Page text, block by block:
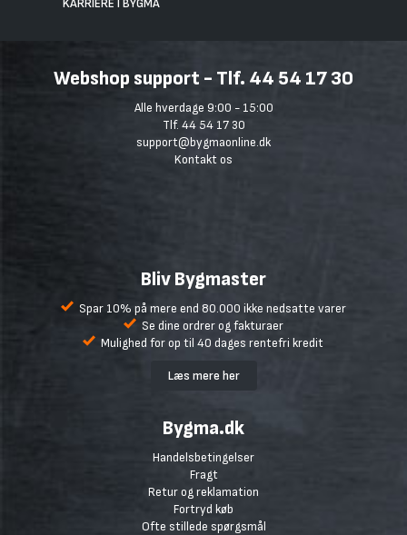
KARRIERE I BYGMA
Webshop support - Tlf. 44 54 17 30
Alle hverdage 9:00 - 15:00
Tlf. 44 54 17 30
support@bygmaonline.dk
Kontakt os
Bliv Bygmaster
Spar 10% på mere end 80.000 ikke nedsatte varer
Se dine ordrer og fakturaer
Mulighed for op til 40 dages rentefri kredit
Læs mere her
Bygma.dk
Handelsbetingelser
Fragt
Retur og reklamation
Fortryd køb
Ofte stillede spørgsmål